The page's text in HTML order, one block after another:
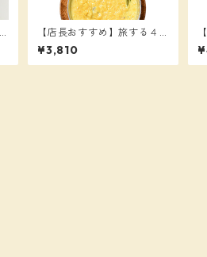
【店長おすすめ】旅する４
種カレーセット（送料別）
¥3,810